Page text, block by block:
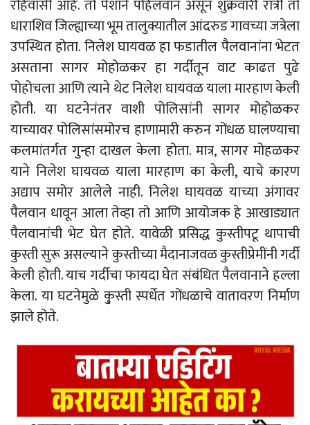
रहिवासी आहे. तो पेशाने पहिलवान असून शुक्रवारी रात्री तो
धाराशिव जिल्ह्याच्या भूम तालुक्यातील आंदरुड गावच्या जत्रेला
उपस्थित होता. निलेश घायवळ हा फडातील पैलवानांना भेटत
असताना सागर मोहोळकर हा गर्दीतून वाट काढत पुढे
पोहोचला आणि त्याने थेट निलेश घायवळ याला मारहाण केली
होती. या घटनेनंतर वाशी पोलिसांनी सागर मोहोळकर
याच्यावर पोलिसांसमोरच हाणामारी करुन गोंधळ घालण्याचा
कलमांतर्गत गुन्हा दाखल केला होता. मात्र, सागर मोहळकर
याने निलेश घायवळ याला मारहाण का केली, याचे कारण
अद्याप समोर आलेले नाही. निलेश घायवळ याच्या अंगावर
पैलवान धावून आला तेव्हा तो आणि आयोजक हे आखाड्यात
पैलवानांची भेट घेत होते. यावेळी प्रसिद्ध कुस्तीपटू थापाची
कुस्ती सुरू असल्याने कुस्तीच्या मैदानाजवळ कुस्तीप्रेमींनी गर्दी
केली होती. याच गर्दीचा फायदा घेत संबंधित पैलवानाने हल्ला
केला. या घटनेमुळे कु्स्ती स्पर्धेत गोंधळाचे वातावरण निर्माण
झाले होते.